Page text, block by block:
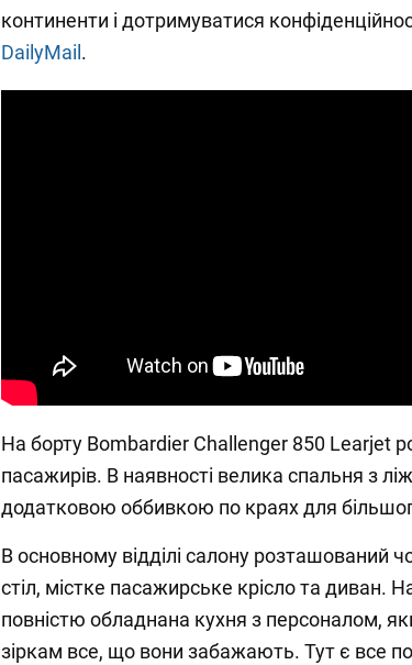
континенти і дотримуватися
DailyMail .
На борту Bombardier Challenger 850 Learjet
пасажирів. В наявності велика спальня з
додатковою оббивкою по краях для
В основному відділі салону розташований
стіл, містке пасажирське крісло та диван.
повністю обладнана кухня з персоналом,
зіркам все, що вони забажають. Тут є все